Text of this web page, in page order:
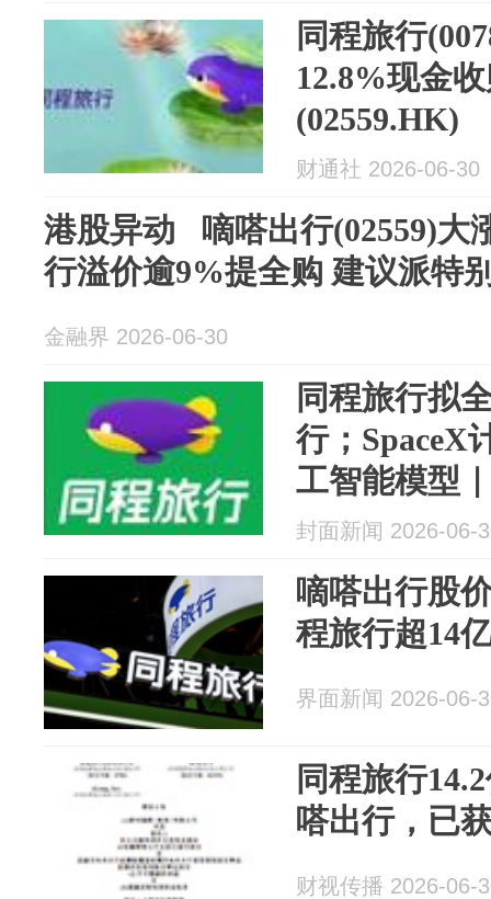
同程旅行
12.8%现金
(02559.HK)
财通社 2026-06-30
港股异动 嘀嗒出行(02559)大
行溢价逾9%提全购 建议派特
金融界 2026-06-30
同程旅行拟
行；SpaceX
工智能模型
封面新闻 2026-06-
嘀嗒出行股
程旅行超14
界面新闻 2026-06-
同程旅行
嗒出行，已
财视传播 2026-06-